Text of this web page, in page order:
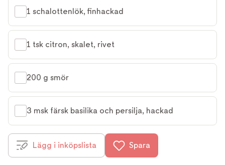
1 schalottenlök, finhackad
1 tsk citron, skalet, rivet
200 g smör
3 msk färsk basilika och persilja, hackad
Lägg i inköpslista Spara